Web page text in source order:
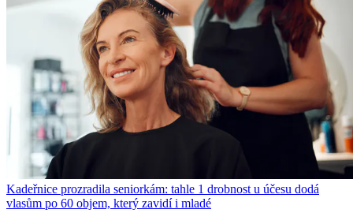
Kadeřnice prozradila seniorkám: tahle 1 drobnost u účesu dodá
vlasům po 60 objem, který zavidí i mladé